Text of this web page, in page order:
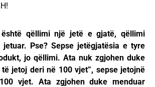
qëllimi një jetë e gjatë, qëllimi
Pse? Sepse jetëgjatësia e tyre
jo qëllimi. Ata nuk zgjohen duke
të jetoj deri në 100 vjet”, sepse jetojnë
vjet. Ata zgjohen duke menduar